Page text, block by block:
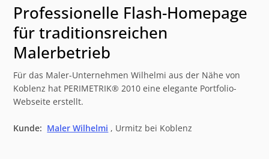
Professionelle Flash-Homepage
für traditionsreichen
Malerbetrieb
Für das Maler-Unternehmen Wilhelmi aus der Nähe von
Koblenz hat PERIMETRIK® 2010 eine elegante Portfolio-
Webseite erstellt.
Kunde: Maler Wilhelmi , Urmitz bei Koblenz